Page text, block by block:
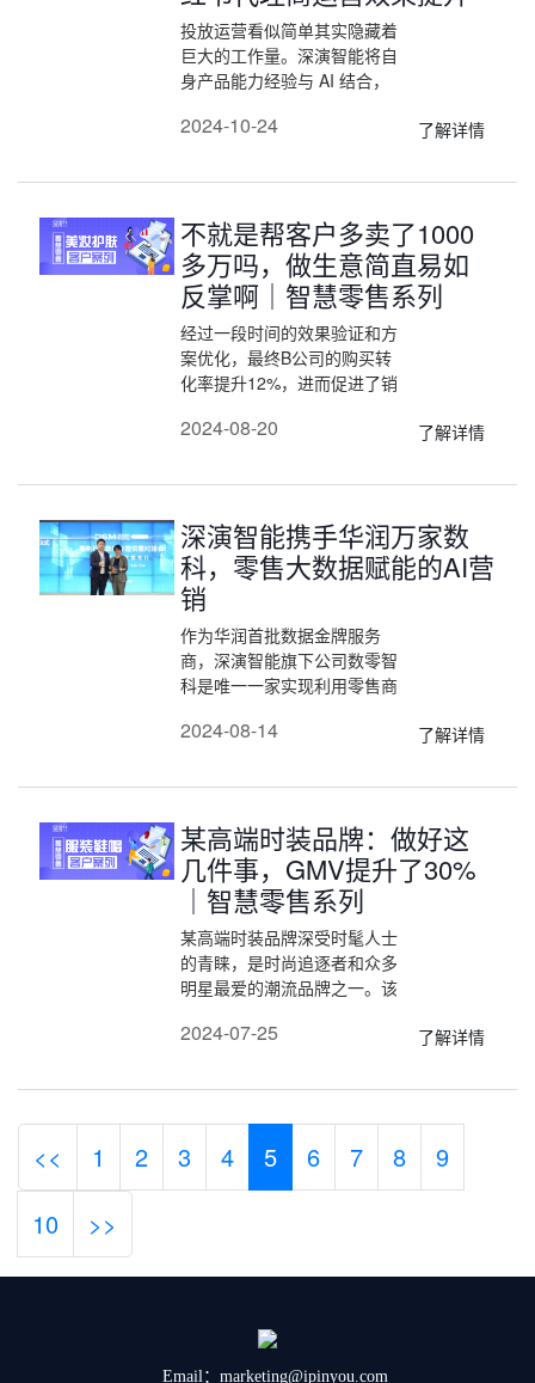
投放运营看似简单其实隐藏着
巨大的工作量。深演智能将自
身产品能力经验与 AI 结合，
打造出智能投放管理TD系
工具，大幅提升人效。
2024-10-24 了解详情
不就是帮客户多卖了1000
多万吗，做生意简直易如
反掌啊｜智慧零售系列
经过一段时间的效果验证和方
案优化，最终B公司的购买转
化率提升12%，进而促进了销
1000万以上，帮助B公司实现
2024-08-20 了解详情
深演智能携手华润万家数
科，零售大数据赋能的AI营
销
作为华润首批数据金牌服务
商，深演智能旗下公司数零智
科是唯一一家实现利用零售商
司，未来将在品牌商所需的智
和零售数据洞察三大能力上全
2024-08-14 了解详情
某高端时装品牌：做好这
几件事，GMV提升了30%
｜智慧零售系列
某高端时装品牌深受时髦人士
的青睐，是时尚追逐者和众多
明星最爱的潮流品牌之一。该
现灵活推荐的同时，也可以满
的个性化推荐需求。
2024-07-25 了解详情
<< 1 2 3 4 5 6 7 8
9
10
>>
Email：marketing@ipinyou.com